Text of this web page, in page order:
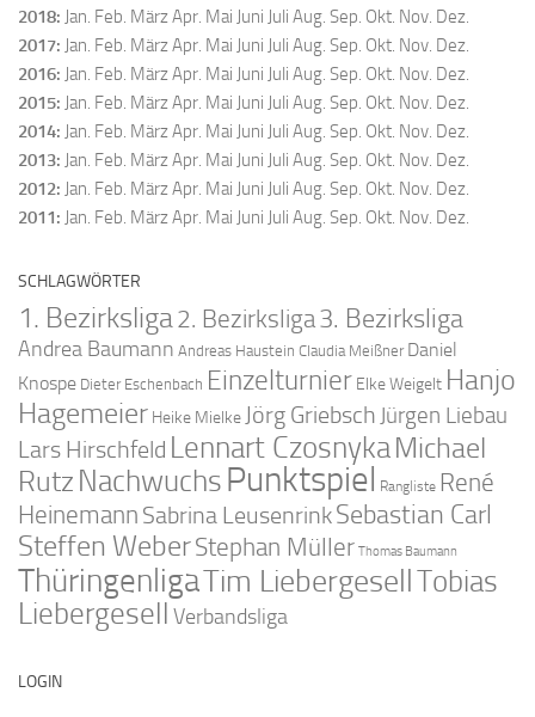
2018: Jan. Feb. MärzApr. Mai Juni Juli Aug. Sep. Okt. Nov. Dez.
2017: Jan. Feb. MärzApr. Mai Juni Juli Aug. Sep. Okt. Nov. Dez.
2016: Jan. Feb. MärzApr. Mai Juni Juli Aug. Sep. Okt. Nov. Dez.
2015: Jan. Feb. MärzApr. Mai Juni Juli Aug. Sep. Okt. Nov. Dez.
2014: Jan. Feb. MärzApr. Mai Juni Juli Aug. Sep. Okt. Nov. Dez.
2013: Jan. Feb. MärzApr. Mai Juni Juli Aug. Sep. Okt. Nov. Dez.
2012: Jan. Feb. MärzApr. Mai Juni Juli Aug. Sep. Okt. Nov. Dez.
2011: Jan. Feb. MärzApr. Mai Juni Juli Aug. Sep. Okt. Nov. Dez.
SCHLAGWÖRTER
1. Bezirksliga2. Bezirksliga 3. Bezirksliga
Andrea Baumann Andreas Haustein Claudia Meißner Daniel
Knospe Dieter Eschenbach Einzelturnier Elke Weigelt Hanjo
Hagemeier Heike Mielke Jörg Griebsch Jürgen Liebau
Lars Hirschfeld Lennart Czosnyka Michael
Rutz Nachwuchs Punktspiel Rangliste René
Heinemann Sabrina LeusenrinkSebastian Carl
Steffen WeberStephan Müller Thomas Baumann
ThüringenligaTim LiebergesellTobias
Liebergesell Verbandsliga
LOGIN